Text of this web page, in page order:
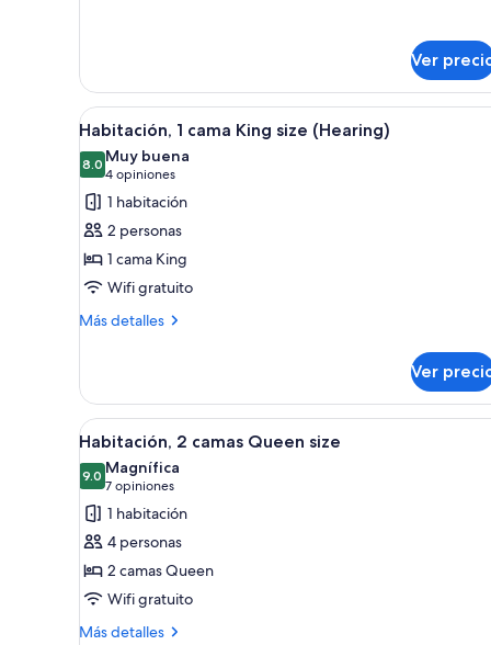
cama
King
size,
Ver
Abrir
todas
las
fotos
de
Habitación,
1
cama
King
Habitación de hotel con
7
Habitación, 1 cama King size (Hearing)
8.08.0 de 10
Muy buena
4 opiniones
(4
opiniones)
1 habitación
2 personas
1 cama King
Wifi gratuito
Más detalles
Más
1
cama
King
(Hearing)
Ver
Abrir
todas
las
fotos
de
Habitación,
2
camas
Queen
Habitación de hotel con dos
8
Habitación, 2 camas Queen size
9.09.0 de 10
Magnífica
7 opiniones
(7
opiniones)
1 habitación
4 personas
2 camas Queen
Wifi gratuito
Más detalles
Más